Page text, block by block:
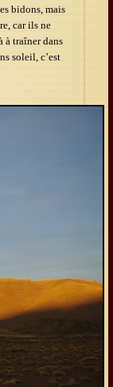
bidons, mais
car ils ne
à traîner dans
soleil, c’est